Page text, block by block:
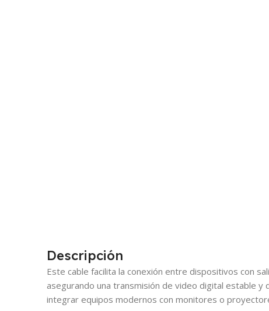
Descripción
Este cable facilita la conexión entre dispositivos con
asegurando una transmisión de video digital estable y
integrar equipos modernos con monitores o